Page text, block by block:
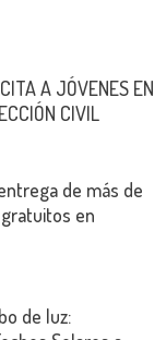
A JÓVENES EN
CIVIL
de más de
en
de luz: